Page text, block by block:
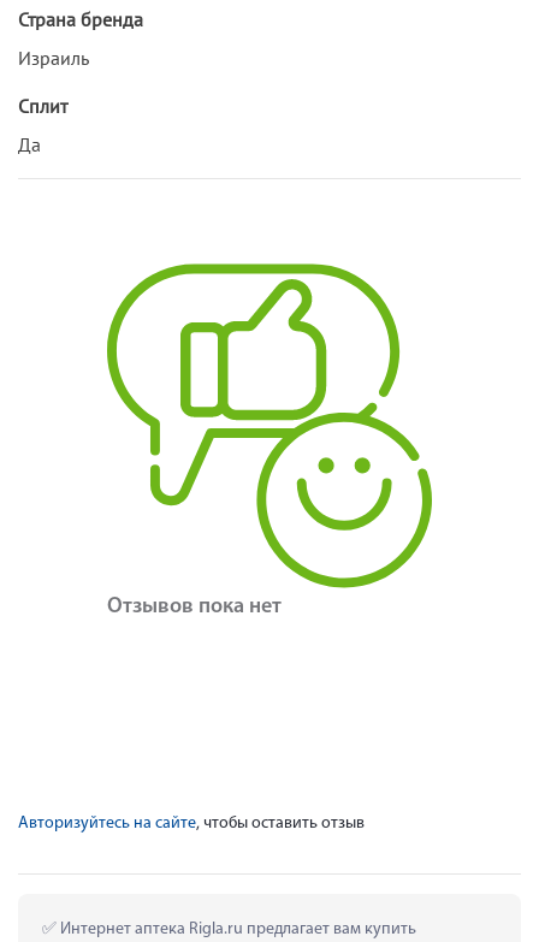
Страна бренда
Израиль
Сплит
Да
Отзывов пока нет
Авторизуйтесь на сайте, чтобы оставить отзыв
Интернет аптека Rigla.ru предлагает вам купить